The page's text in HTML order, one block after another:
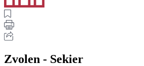
Zvolen - Sekier